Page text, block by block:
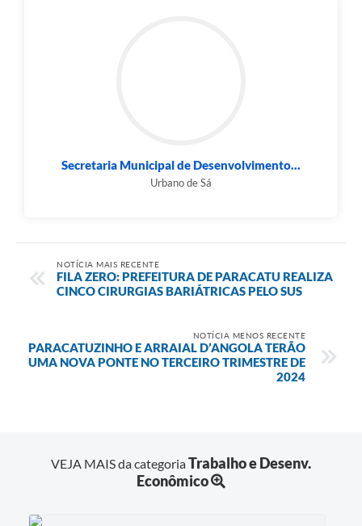
Secretaria Municipal de Desenvolvimento...
Urbano de Sá
NOTÍCIA MAIS RECENTE
FILA ZERO: PREFEITURA DE PARACATU REALIZA
CINCO CIRURGIAS BARIÁTRICAS PELO SUS
NOTÍCIA MENOS RECENTE
PARACATUZINHO E ARRAIAL D’ANGOLA TERÃO
UMA NOVA PONTE NO TERCEIRO TRIMESTRE DE
2024
VEJA MAIS da categoriaTrabalho e Desenv.
Econômico